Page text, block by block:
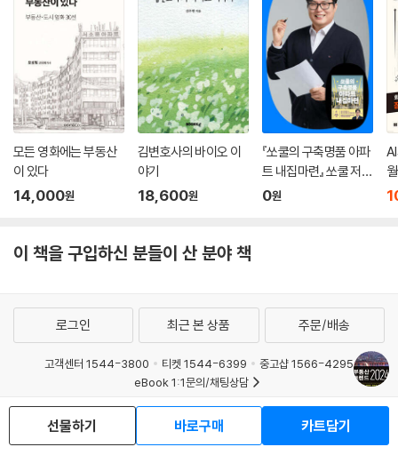
모든 영화에는 부동산
이 있다
14,000원
김변호사의 바이오 이
야기
18,600원
『쏘쿨의 구축명품 아파
트 내집마련』 쏘쿨 저자
온라인 북토크
0원
이 책을 구입하신 분들이 산 분야 책
선물하기 바로구매 카트담기
로그인 최근 본 상품 주문/배송
고객센터 1544-3800 티켓 1544-6399
중고샵 1566-4295
eBook 1:1문의/채팅상담
예스이십사(주) 사업자 정보
이용약관
개인정보처리방침
청소년보호정책